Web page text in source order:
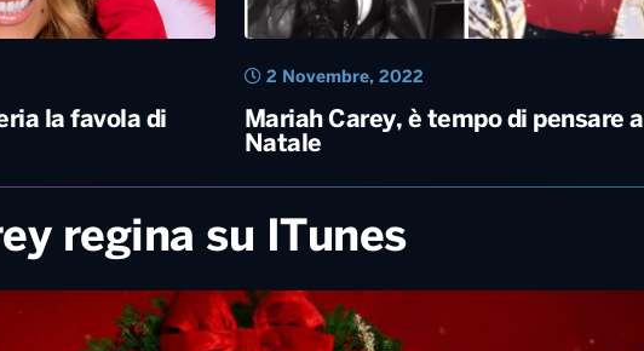
la favola di
Mariah Carey, è tempo di pensare a
Natale
2 Novembre, 2022
regina su ITunes